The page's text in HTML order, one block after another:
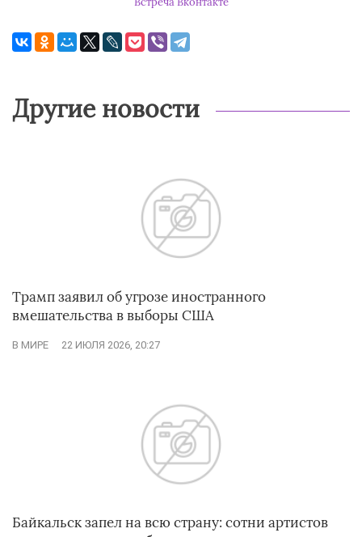
Другие новости
Трамп заявил об угрозе иностранного
вмешательства в выборы США
В МИРЕ 22 ИЮЛЯ 2026, 20:27
Байкальск запел на всю страну: сотни артистов